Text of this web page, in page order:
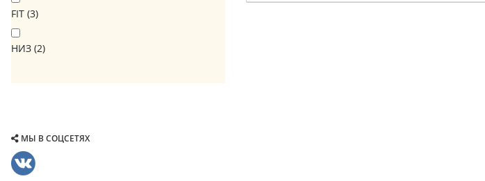
FIT (3)
НИЗ (2)
МЫ В СОЦСЕТЯХ